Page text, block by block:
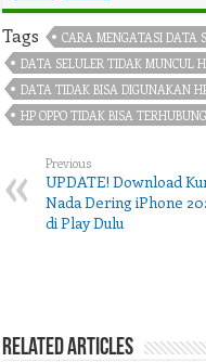
Tags
CARA MENGATASI DATA
DATA SELULER TIDAK MUNCUL
DATA TIDAK BISA DIGUNAKAN
HP OPPO TIDAK BISA
Previous
UPDATE! Download
Nada Dering iPhone
di Play Dulu
Related Articles